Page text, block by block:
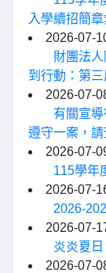
入學續招簡
2026-07-
財團法
到行動：第三
2026-07-
有關宣
遵守一案，請
2026-07-
115學年
2026-07-
2026-
2026-07-
炎炎夏
2026-07-